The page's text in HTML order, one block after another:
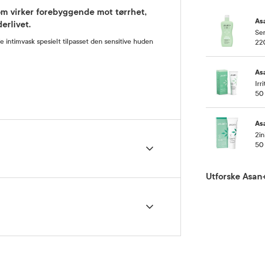
virker forebyggende mot tørrhet,
spesielt tilpasset den sensitive huden
50
50
Utforske